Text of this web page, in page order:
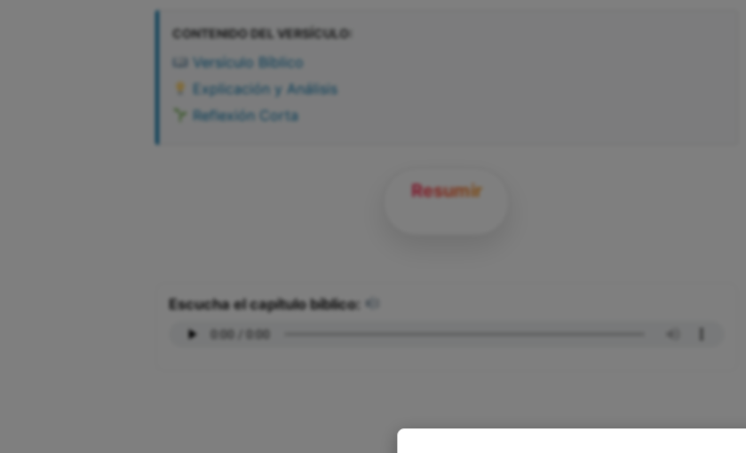
CONTENIDO DEL VERSÍCULO:
Versículo Bíblico
Explicación y Análisis
Reflexión Corta
Resumir
Escucha el capítulo bíblico: